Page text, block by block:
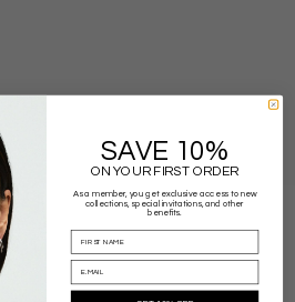
HALF MOON SAVE 10%
ON YOUR FIRST ORDER
As a member, you get exclusive access to new
collections, special invitations, and other
benefits.